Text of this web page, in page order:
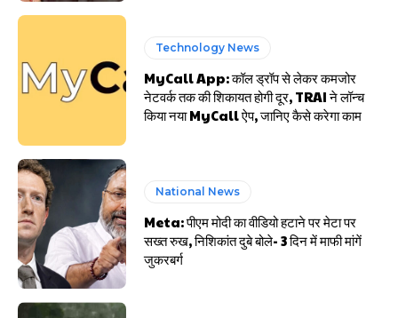
Technology News
MyCall App: कॉल ड्रॉप से लेकर कमजोर
नेटवर्क तक की शिकायत होगी दूर, TRAI ने लॉन्च
किया नया MyCall ऐप, जानिए कैसे करेगा काम
National News
Meta: पीएम मोदी का वीडियो हटाने पर मेटा पर
सख्त रुख, निशिकांत दुबे बोले- 3 दिन में माफी मांगें
जुकरबर्ग